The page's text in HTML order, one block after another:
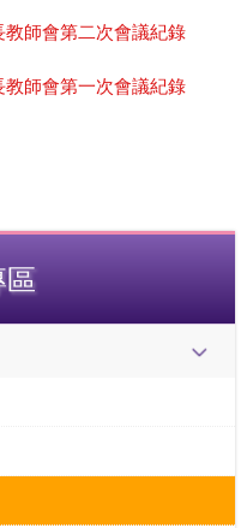
師會第二次會議紀錄
師會第一次會議紀錄
區